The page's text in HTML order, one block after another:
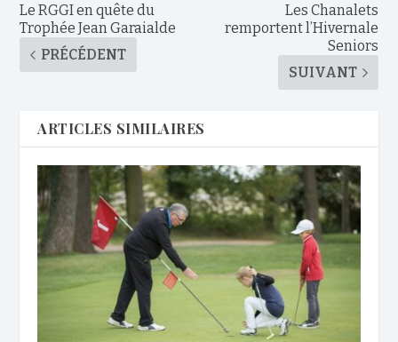
Le RGGI en quête du
Trophée Jean Garaialde
PRÉCÉDENT
Les Chanalets
remportent l’Hivernale
Seniors
SUIVANT
ARTICLES SIMILAIRES